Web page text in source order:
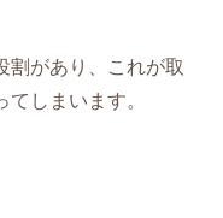
割があり、これが取
しまいます。